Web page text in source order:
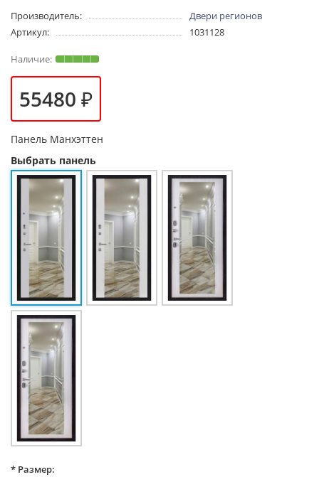
Производитель:
Двери регионов
Артикул:
1031128
55480 ₽
Панель Манхэттен
Выбрать панель
* Размер: